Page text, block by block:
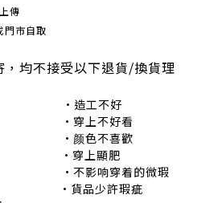
傳
門市自取
，均不接受以下退貨/換貨理
•造工不好
•穿上不好看
•颜色不喜歡
•穿上顯肥
不影响穿着的微瑕
歡 •貨品少許瑕疵